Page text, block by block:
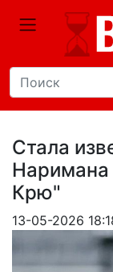
Стала
Наримана
Крю"
13-05-2026